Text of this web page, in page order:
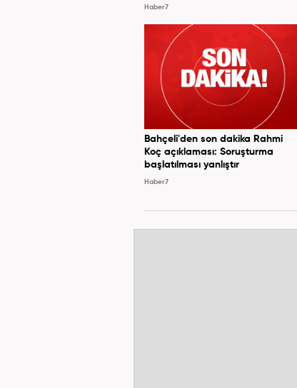
Haber7
Bahçeli'den son dakika Rahmi
Koç açıklaması: Soruşturma
başlatılması yanlıştır
Haber7